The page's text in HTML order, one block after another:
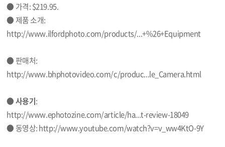
● 가격: $219.95.
● 제품 소개:
http://www.ilfordphoto.com/products/...+%26+Equipment
● 판매처:
http://www.bhphotovideo.com/c/produc...le_Camera.html
●사용기:
http://www.ephotozine.com/article/ha...t-review-18049
● 동영상:http://www.youtube.com/watch?v=v_ww4KtO-9Y